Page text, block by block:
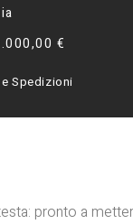
€
Spedizioni
pronto a